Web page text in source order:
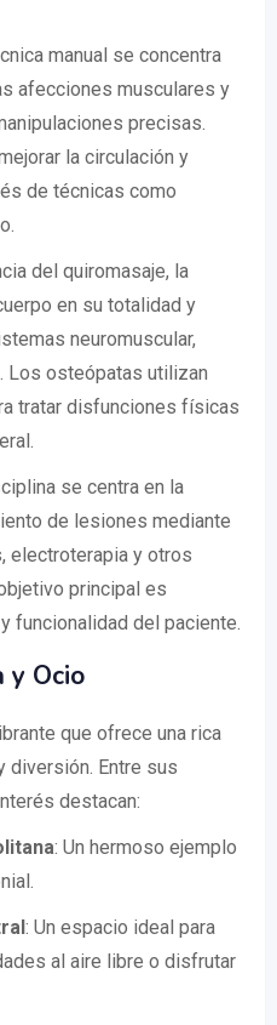
manual se concentra
afecciones musculares y
precisas.
la circulación y
de técnicas como
del quiromasaje, la
en su totalidad y
neuromuscular,
Los osteópatas utilizan
tratar disfunciones físicas
se centra en la
de lesiones mediante
electroterapia y otros
principal es
funcionalidad del paciente.
y Ocio
que ofrece una rica
diversión. Entre sus
destacan:
: Un hermoso ejemplo
: Un espacio ideal para
al aire libre o disfrutar